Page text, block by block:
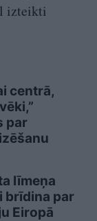
izteikti
centrā,
par
līmeņa
brīdina par
Eiropā